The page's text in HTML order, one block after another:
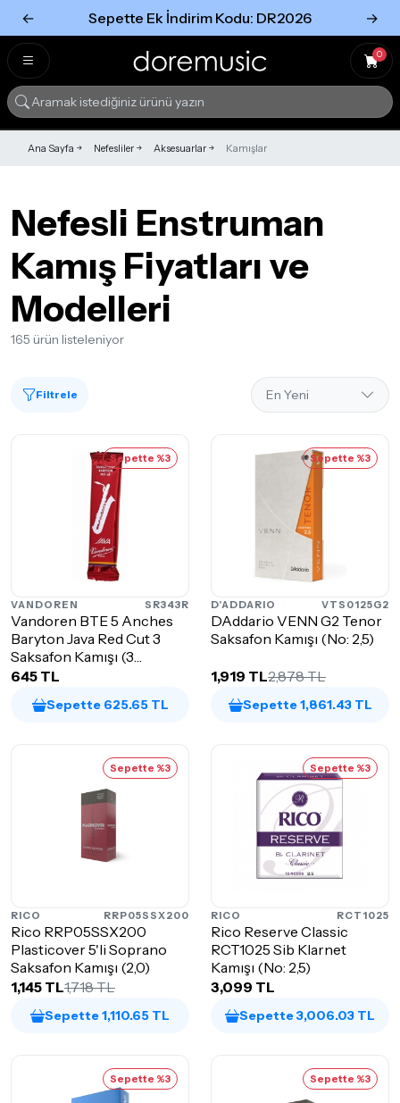
← Sepette Ek İndirim Kodu: DR2026 →
0
Ana Sayfa Nefesliler Aksesuarlar Kamışlar
Nefesli Enstruman
Kamış Fiyatları ve
Modelleri
165 ürün listeleniyor
Filtrele
Sepette %3
VANDOREN SR343R
Vandoren BTE 5 Anches
Baryton Java Red Cut 3
Saksafon Kamışı (3
Numara)
645 TL
Sepette 625.65 TL
Sepette %3
D'ADDARIO VTS0125G2
DAddario VENN G2 Tenor
Saksafon Kamışı (No: 2,5)
1,919 TL2,878 TL
Sepette 1,861.43 TL
Sepette %3
RICO RRP05SSX200
Rico RRP05SSX200
Plasticover 5'li Soprano
Saksafon Kamışı (2,0)
1,145 TL1,718 TL
Sepette 1,110.65 TL
Sepette %3
RICO RCT1025
Rico Reserve Classic
RCT1025 Sib Klarnet
Kamışı (No: 2,5)
3,099 TL
Sepette 3,006.03 TL
Sepette %3 Sepette %3
Tümünü Gör
Tümünü gör